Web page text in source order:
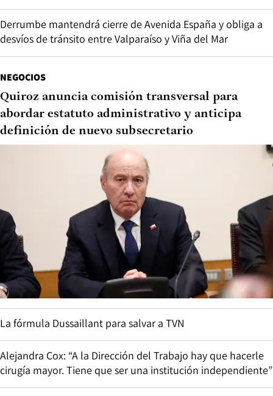
Derrumbe mantendrá cierre de Avenida España y obliga a
desvíos de tránsito entre Valparaíso y Viña del Mar
NEGOCIOS
Quiroz anuncia comisión transversal para
abordar estatuto administrativo y anticipa
definición de nuevo subsecretario
La fórmula Dussaillant para salvar a TVN
Alejandra Cox: “A la Dirección del Trabajo hay que hacerle
cirugía mayor. Tiene que ser una institución independiente”